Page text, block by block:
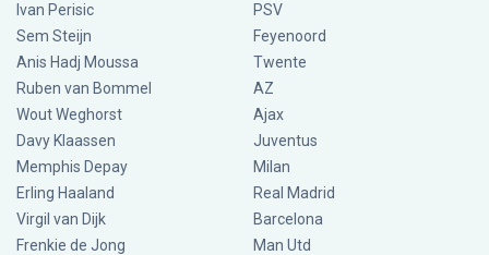
Ivan Perisic
Sem Steijn
Anis Hadj Moussa
Ruben van Bommel
Wout Weghorst
Davy Klaassen
Memphis Depay
Erling Haaland
Virgil van Dijk
Frenkie de Jong
PSV
Feyenoord
Twente
AZ
Ajax
Juventus
Milan
Real Madrid
Barcelona
Man Utd